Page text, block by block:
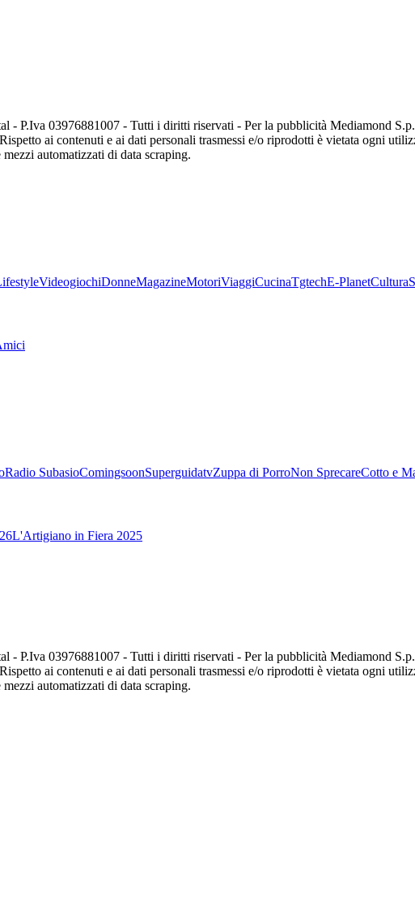
- P.Iva 03976881007 - Tutti i diritti riservati - Per la pubblicità Mediamond
Rispetto ai contenuti e ai dati personali trasmessi e/o riprodotti è vietata ogni
automatizzati di data scraping.
VideogiochiDonneMagazineMotoriViaggiCucinaTgtechE-PlanetCultura
Radio SubasioComingsoonSuperguidatvZuppa di PorroNon SprecareCotto e
L'Artigiano in Fiera 2025
- P.Iva 03976881007 - Tutti i diritti riservati - Per la pubblicità Mediamond
Rispetto ai contenuti e ai dati personali trasmessi e/o riprodotti è vietata ogni
automatizzati di data scraping.